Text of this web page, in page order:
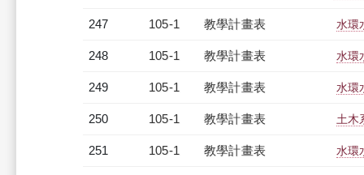
247 105-1 教學計畫表 水環
248 105-1 教學計畫表 水環
249 105-1 教學計畫表 水環
250 105-1 教學計畫表 土木
251 105-1 教學計畫表 水環